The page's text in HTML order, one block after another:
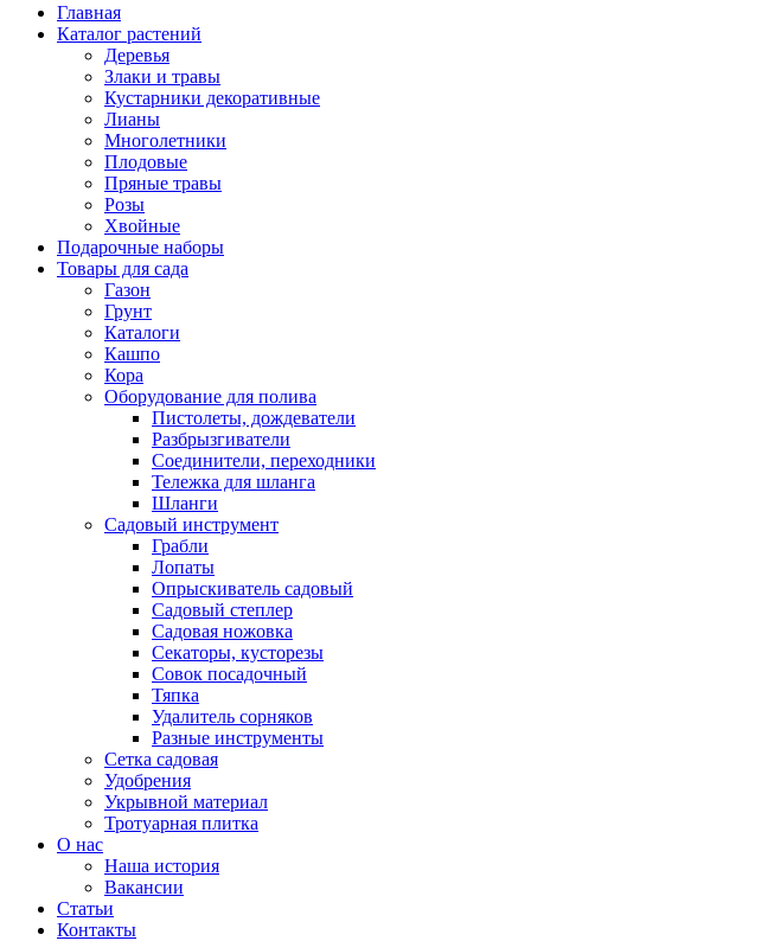
Главная
Каталог растений
Деревья
Злаки и травы
Кустарники декоративные
Лианы
Многолетники
Плодовые
Пряные травы
Розы
Хвойные
Подарочные наборы
Товары для сада
Газон
Грунт
Каталоги
Кашпо
Кора
Оборудование для полива
Пистолеты, дождеватели
Разбрызгиватели
Соединители, переходники
Тележка для шланга
Шланги
Садовый инструмент
Грабли
Лопаты
Опрыскиватель садовый
Садовый степлер
Садовая ножовка
Секаторы, кусторезы
Совок посадочный
Тяпка
Удалитель сорняков
Разные инструменты
Сетка садовая
Удобрения
Укрывной материал
Тротуарная плитка
О нас
Наша история
Вакансии
Статьи
Контакты